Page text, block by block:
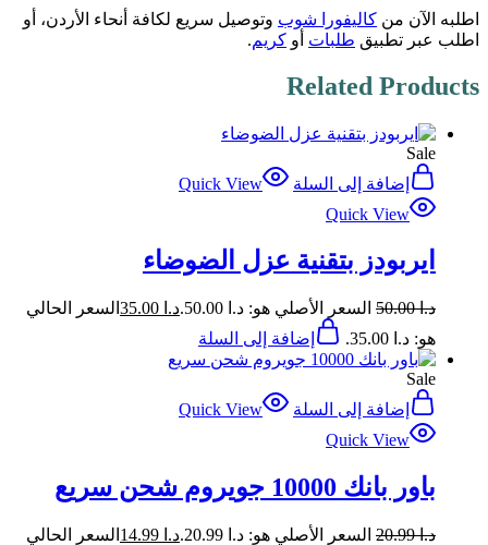
اطلبه الآن من كاليفورا شوب وتوصيل سريع لكافة أنحاء الأردن، أو
اطلب عبر تطبيق طلبات أو كريم.
Related Products
Sale
إضافة إلى السلة
Quick View
Quick View
ايربودز بتقنية عزل الضوضاء
د.ا50.00 السعر الأصلي هو: د.ا 50.00. د.ا
السعر الحالي
هو: د.ا 35.00.
إضافة إلى السلة
Sale
إضافة إلى السلة
Quick View
Quick View
باور بانك 10000 جويروم شحن سريع
د.ا20.99 السعر الأصلي هو: د.ا 20.99. د.ا
السعر الحالي